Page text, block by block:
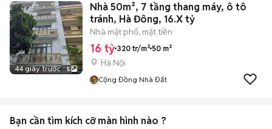
44 giây trước 5
Nhà 50m², 7 tầng thang máy, ô tô
tránh, Hà Đông, 16.X tỷ
Nhà mặt phố, mặt tiền
16 tỷ 320 tr/m² 50 m²
Hà Nội
Cộng Đồng Nhà Đất
Bạn cần tìm kích cỡ màn hình nào ?